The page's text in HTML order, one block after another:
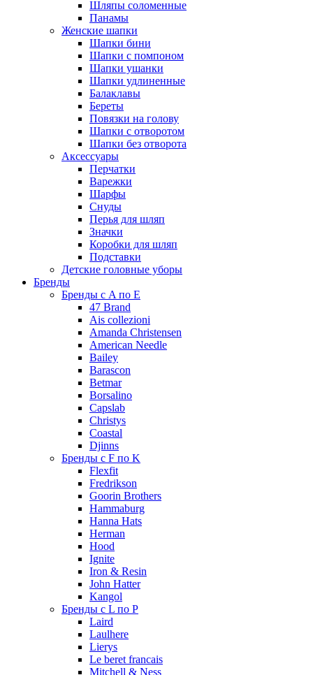
Шляпы соломенные
Панамы
Женские шапки
Шапки бини
Шапки с помпоном
Шапки ушанки
Шапки удлиненные
Балаклавы
Береты
Повязки на голову
Шапки с отворотом
Шапки без отворота
Аксессуары
Перчатки
Варежки
Шарфы
Снуды
Перья для шляп
Значки
Коробки для шляп
Подставки
Детские головные уборы
Бренды
Бренды с A по E
47 Brand
Ais collezioni
Amanda Christensen
American Needle
Bailey
Barascon
Betmar
Borsalino
Capslab
Christys
Coastal
Djinns
Бренды с F по K
Flexfit
Fredrikson
Goorin Brothers
Hammaburg
Hanna Hats
Herman
Hood
Ignite
Iron & Resin
John Hatter
Kangol
Бренды с L по P
Laird
Laulhere
Lierys
Le beret francais
Mitchell & Ness